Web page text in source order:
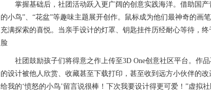
掌握基础后，社团活动跃入更广阔的创意实践海洋。借助国
的小鸟”、“花盆”等趣味主题展开创作。鼠标成为他们最神奇的
充满探索的喜悦。当亲手设计的灯罩、钥匙挂件历经耐心等待，
脸
社团鼓励孩子们将得意之作上传至3D One创意社区平台。作
的设计被他人欣赏、收藏甚至下载打印，甚至收到远方小伙伴的
给我的‘愤怒的小鸟’留言说很棒！下次我要设计得更可爱！”虚拟